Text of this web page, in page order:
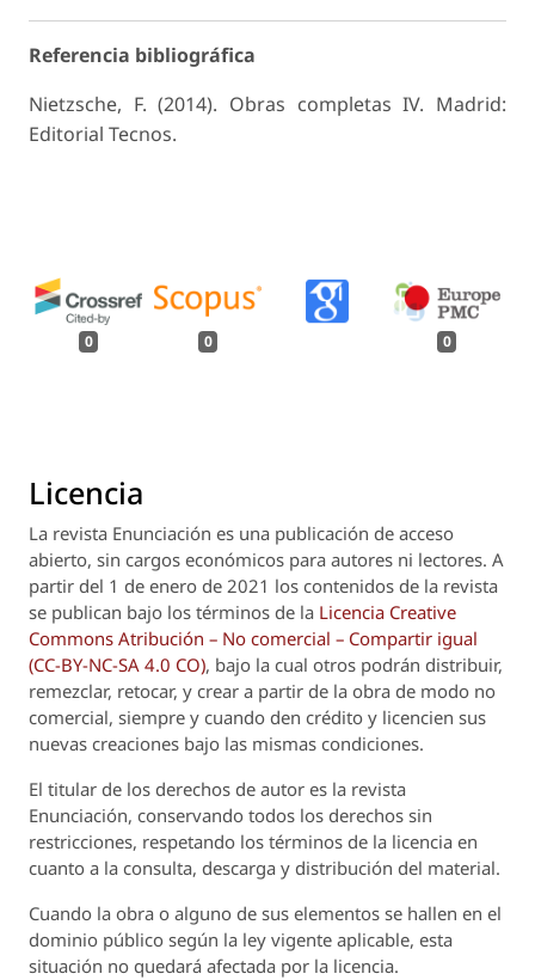
Referencia bibliográfica
Nietzsche, F. (2014). Obras completas IV. Madrid:
Editorial Tecnos.
0 0 0
Licencia
La revista Enunciación es una publicación de acceso
abierto, sin cargos económicos para autores ni lectores. A
partir del 1 de enero de 2021 los contenidos de la revista
se publican bajo los términos de la Licencia Creative
Commons Atribución – No comercial – Compartir igual
(CC-BY-NC-SA 4.0 CO), bajo la cual otros podrán distribuir,
remezclar, retocar, y crear a partir de la obra de modo no
comercial, siempre y cuando den crédito y licencien sus
nuevas creaciones bajo las mismas condiciones.
El titular de los derechos de autor es la revista
Enunciación, conservando todos los derechos sin
restricciones, respetando los términos de la licencia en
cuanto a la consulta, descarga y distribución del material.
Cuando la obra o alguno de sus elementos se hallen en el
dominio público según la ley vigente aplicable, esta
situación no quedará afectada por la licencia.